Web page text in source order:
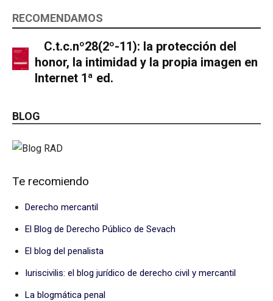
RECOMENDAMOS
C.t.c.nº28(2º-11): la protección del
honor, la intimidad y la propia imagen en
Internet 1ª ed.
BLOG
Te recomiendo
Derecho mercantil
El Blog de Derecho Público de Sevach
El blog del penalista
Iuriscivilis: el blog jurídico de derecho civil y mercantil
La blogmática penal